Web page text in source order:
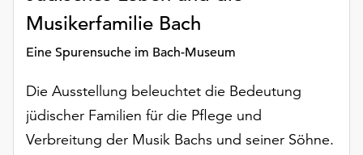
ausgeführt.
Möchten
die
verwendeten
Cookies
anpassen,
Musikerfamilie Bach
Eine Spurensuche im Bach-Museum
Die Ausstellung beleuchtet die Bedeutung
jüdischer Familien für die Pflege und
Verbreitung der Musik Bachs und seiner Söhne.